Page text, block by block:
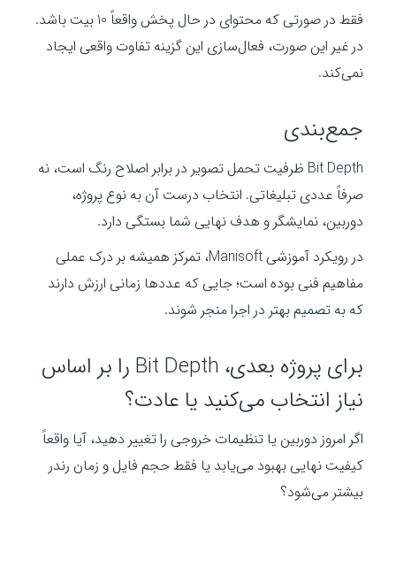
فقط در صورتی که محتوای در حال پخش واقعاً 10 بیت باشد.
در غیر این صورت، فعال‌سازی این گزینه تفاوت واقعی ایجاد
نمی‌کند.
جمع‌بندی
Bit Depth ظرفیت تحمل تصویر در برابر اصلاح رنگ است، نه
صرفاً عددی تبلیغاتی. انتخاب درست آن به نوع پروژه،
دوربین، نمایشگر و هدف نهایی شما بستگی دارد.
در رویکرد آموزشی Manisoft، تمرکز همیشه بر درک عملی
مفاهیم فنی بوده است؛ جایی که عددها زمانی ارزش دارند
که به تصمیم بهتر در اجرا منجر شوند.
برای پروژه بعدی، Bit Depth را بر اساس
نیاز انتخاب می‌کنید یا عادت؟
اگر امروز دوربین یا تنظیمات خروجی را تغییر دهید، آیا واقعاً
کیفیت نهایی بهبود می‌یابد یا فقط حجم فایل و زمان رندر
بیشتر می‌شود؟